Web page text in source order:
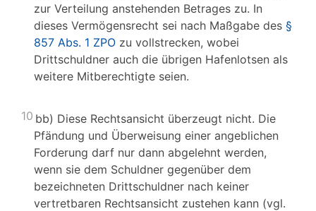
zur Verteilung anstehenden Betrages zu. In
dieses Vermögensrecht sei nach Maßgabe des §
857 Abs. 1 ZPO zu vollstrecken, wobei
Drittschuldner auch die übrigen Hafenlotsen als
weitere Mitberechtigte seien.
10 bb) Diese Rechtsansicht überzeugt nicht. Die
Pfändung und Überweisung einer angeblichen
Forderung darf nur dann abgelehnt werden,
wenn sie dem Schuldner gegenüber dem
bezeichneten Drittschuldner nach keiner
vertretbaren Rechtsansicht zustehen kann (vgl.